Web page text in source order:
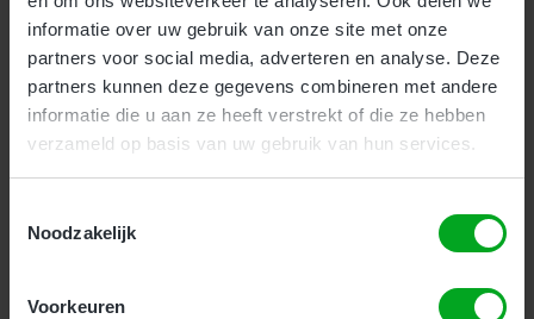
informatie over uw gebruik van onze site met onze
partners voor social media, adverteren en analyse. Deze
partners kunnen deze gegevens combineren met andere
informatie die u aan ze heeft verstrekt of die ze hebben
verzameld op basis van uw gebruik van hun services.
Noodzakelijk
Voorkeuren
Veilig werken met de heftruck en
reachtruck
Deze cursus is geschikt voor beginnende heftruck en
ervaring. Deze veiligheidsopleiding gaat dieper in op